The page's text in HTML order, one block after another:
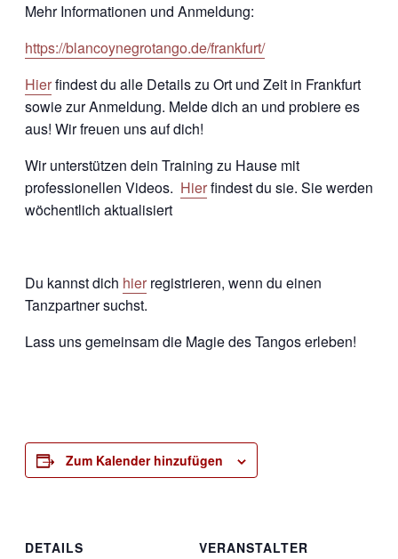
Mehr Informationen und Anmeldung:
https://blancoynegrotango.de/frankfurt/
Hierfindest du alle Details zu Ort und Zeit in Frankfurt
sowie zur Anmeldung. Melde dich an und probiere es
aus! Wir freuen uns auf dich!
Wir unterstützen dein Training zu Hause mit
professionellen Videos. Hierfindest du sie. Sie werden
wöchentlich aktualisiert
Du kannst dich hier registrieren, wenn du einen
Tanzpartner suchst.
Lass uns gemeinsam die Magie des Tangos erleben!
Zum Kalender hinzufügen
DETAILS
VERANSTALTER